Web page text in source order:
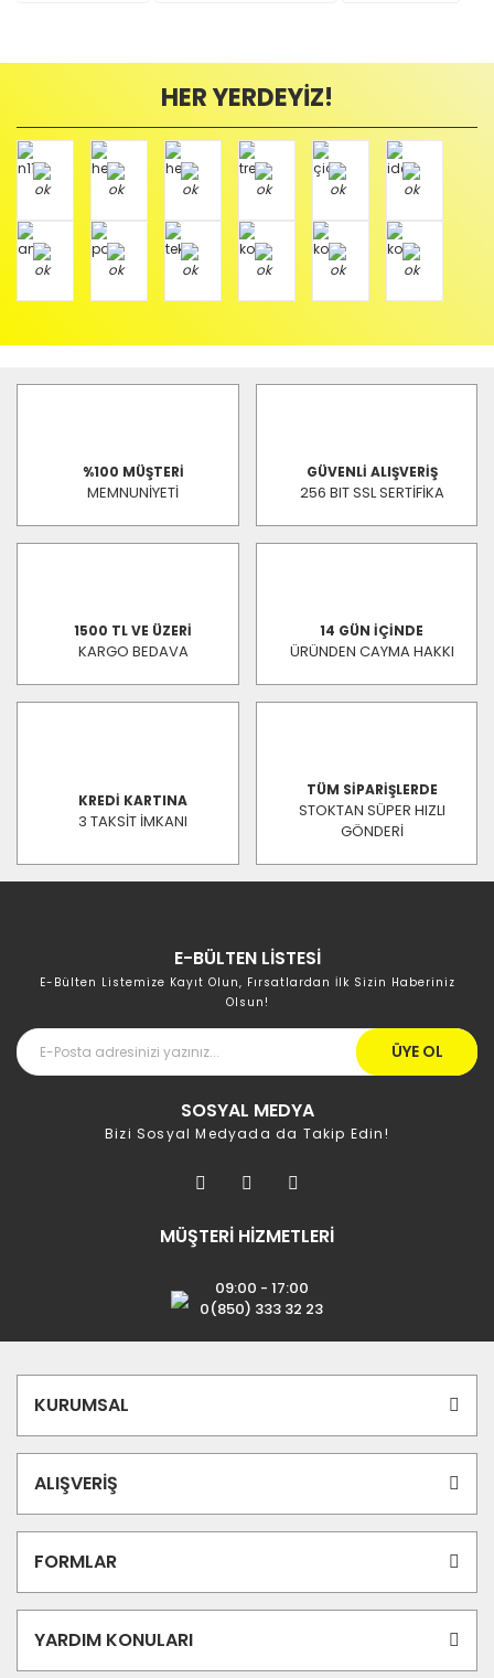
HER YERDEYİZ!
%100 MÜŞTERİ
MEMNUNİYETİ
GÜVENLİ ALIŞVERİŞ
256 BIT SSL SERTİFİKA
1500 TL VE ÜZERİ
KARGO BEDAVA
14 GÜN İÇİNDE
ÜRÜNDEN CAYMA HAKKI
KREDİ KARTINA
3 TAKSİT İMKANI
TÜM SİPARİŞLERDE
STOKTAN SÜPER HIZLI
GÖNDERİ
E-BÜLTEN LİSTESİ
E-Bülten Listemize Kayıt Olun, Fırsatlardan İlk Sizin Haberiniz
Olsun!
ÜYE OL
SOSYAL MEDYA
Bizi Sosyal Medyada da Takip Edin!
MÜŞTERİ HİZMETLERİ
09:00 - 17:00
0(850) 333 32 23
KURUMSAL
ALIŞVERİŞ
FORMLAR
YARDIM KONULARI